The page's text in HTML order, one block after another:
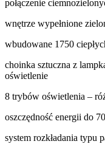
połączenie
wnętrze wypełnione
wbudowane 1750
choinka sztuczna z
oświetlenie
8 trybów oświetlenia –
oszczędność energii do
system rozkładania typu